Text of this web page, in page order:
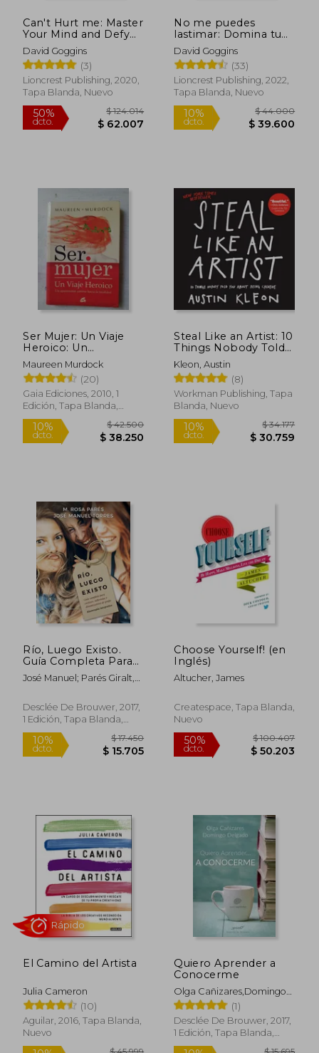
50% $ 96.187 10% $
Can't Hurt me: Master
Your Mind and Defy
the Odds - Clean
Edition (en Inglés)
David Goggins
(3)
Lioncrest Publishing, 2020,
Tapa Blanda, Nuevo
No me puedes
lastimar: Domina tu
mente y desafía las
probabilidades
David Goggins
(33)
Lioncrest Publishing, 2022,
Tapa Blanda, Nuevo
Rápido
Ser Mujer: Un Viaje
Heroico: Un
Apasionante Camino
Hacia la Totalidad
Maureen Murdock
(20)
Gaia Ediciones, 2010, 1
Edición, Tapa Blanda,
Nuevo
10%
dcto.
$ 42.500
$ 38.250
Steal Like an Artist: 10
Things Nobody Told
you About Being
Creative (en Inglés)
Kleon, Austin
(8)
Workman Publishing, Tapa
Blanda, Nuevo
10%
dcto.
Río, Luego Existo.
Guía Completa Para
Curiosos, Talleristas y
Dinamizadores de
Integrativa
José Manuel; Parés Giralt,
Desclée De Brouwer, 2017,
1 Edición, Tapa Blanda,
Nuevo
Choose Yourself! (en
Inglés)
Altucher, James
Createspace, Tapa Blanda,
Nuevo
El Camino del Artista
Julia Cameron
(10)
Aguilar, 2016, Tapa Blanda,
Nuevo
Quiero Aprender a
Conocerme
Olga Cañizares,Domingo
Delgado
(1)
Desclée De Brouwer, 2017,
1 Edición, Tapa Blanda,
Nuevo